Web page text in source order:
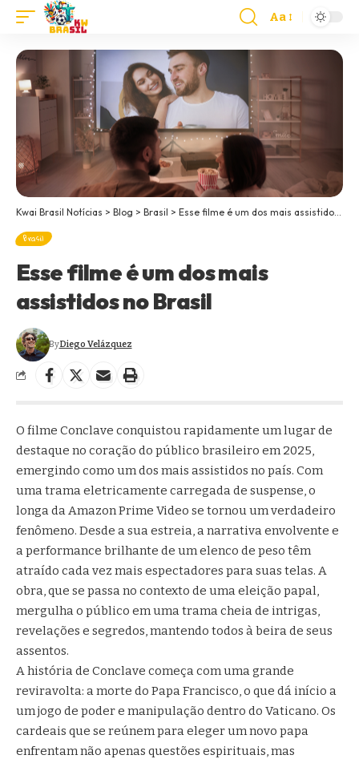
Aa
Kwai Brasil Notícias > Blog > Brasil > Esse filme é um dos mais assistidos no Brasil
Brasil
Esse filme é um dos mais
assistidos no Brasil
ByDiego Velázquez
O filme Conclave conquistou rapidamente um lugar de
destaque no coração do público brasileiro em 2025,
emergindo como um dos mais assistidos no país. Com
uma trama eletricamente carregada de suspense, o
longa da Amazon Prime Video se tornou um verdadeiro
fenômeno. Desde a sua estreia, a narrativa envolvente e
a performance brilhante de um elenco de peso têm
atraído cada vez mais espectadores para suas telas. A
obra, que se passa no contexto de uma eleição papal,
mergulha o público em uma trama cheia de intrigas,
revelações e segredos, mantendo todos à beira de seus
assentos.
A história de Conclave começa com uma grande
reviravolta: a morte do Papa Francisco, o que dá início a
um jogo de poder e manipulação dentro do Vaticano. Os
cardeais que se reúnem para eleger um novo papa
enfrentam não apenas questões espirituais, mas